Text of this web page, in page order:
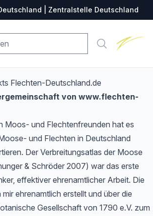
| Zentralstelle Deutschland
Suche
Flechten-Deutschland.de
von www.flechten-
Moos- und Flechtenfreunden hat es
und Flechten in Deutschland
Der Verbreitungsatlas der Moose
& Schröder 2007) war das erste
effektiver ehrenamtlicher Arbeit. Die
ehrenamtlich erstellt und über die
Gesellschaft von 1790 e.V. zum